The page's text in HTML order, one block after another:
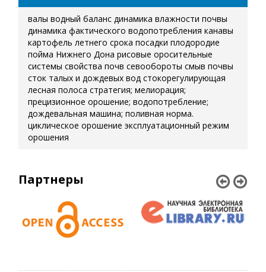
валы водный баланс динамика влажности почвы
динамика фактического водопотребления канавы
картофель летнего срока посадки плодородие
пойма Нижнего Дона рисовые оросительные
системы свойства почв севообороты смыв почвы
сток талых и дождевых вод стокорегулирующая
лесная полоса стратегия; мелиорация;
прецизионное орошение; водопотребление;
дождевальная машина; поливная норма.
циклическое орошение эксплуатационный режим
орошения
Партнеры